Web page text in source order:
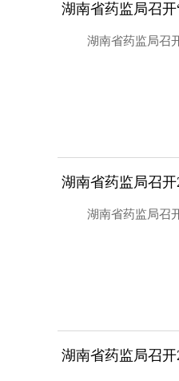
湖南省药监局召
湖南省药监局召
湖南省药监局召
湖南省药监局召
湖南省药监局召